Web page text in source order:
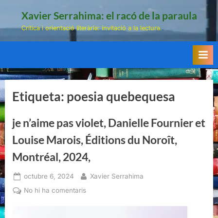
Xavier Serrahima: el racó de la paraula
Crítica i orientació literària: invitació a la lectura.
Etiqueta: poesia quebequesa
je n’aime pas violet, Danielle Fournier et
Louise Marois, Éditions du Noroît,
Montréal, 2024,
Posted
on
octubre 6, 2024 By
Xavier Serrahima
No hi ha comentarisa